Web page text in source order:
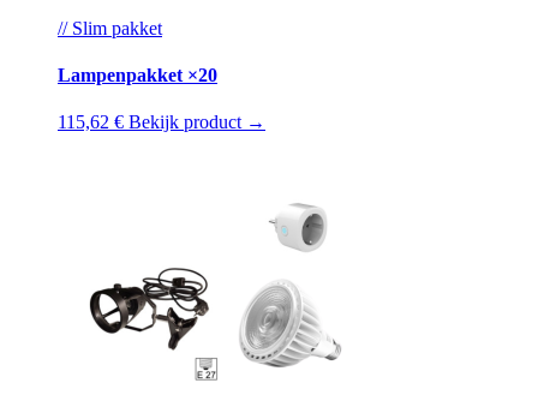
// Slim pakket
Lampenpakket ×20
115,62 € Bekijk product →